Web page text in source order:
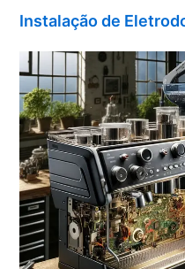
Instalação de